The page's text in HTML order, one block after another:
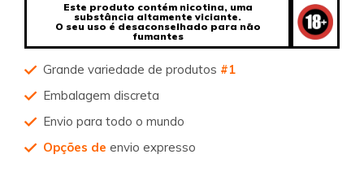
Este produto contém nicotina, uma
substância altamente viciante.
O seu uso é desaconselhado para não
fumantes
Grande variedade de produtos #1
Embalagem discreta
Envio para todo o mundo
Opções de envio expresso